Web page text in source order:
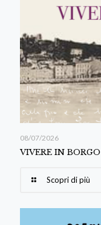
08/07/2026
VIVERE IN BORGO
Scopri di più